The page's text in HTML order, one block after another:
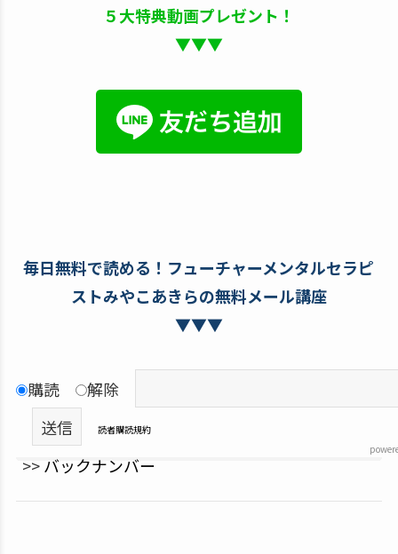
５大特典動画プレゼント！
▼▼▼
毎日無料で読める！フューチャーメンタルセラピ
ストみやこあきらの無料メール講座
▼▼▼
購読 解除
読者購読規約
>>バックナンバー